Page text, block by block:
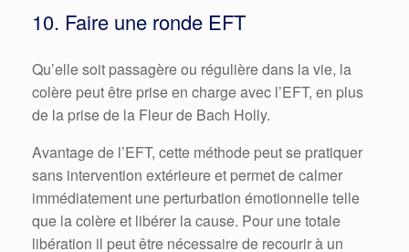
10. Faire une ronde EFT
Qu’elle soit passagère ou régulière dans la vie, la
colère peut être prise en charge avec l’EFT, en plus
de la prise de la Fleur de Bach Holly.
Avantage de l’EFT, cette méthode peut se pratiquer
sans intervention extérieure et permet de calmer
immédiatement une perturbation émotionnelle telle
que la colère et libérer la cause. Pour une totale
libération il peut être nécessaire de recourir à un